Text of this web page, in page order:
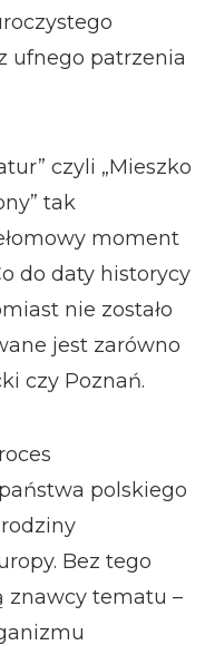
ufnego patrzenia
czyli „Mieszko
tak
moment
do daty historycy
nie zostało
jest zarówno
czy Poznań.
polskiego
rodziny
Bez tego
znawcy tematu –